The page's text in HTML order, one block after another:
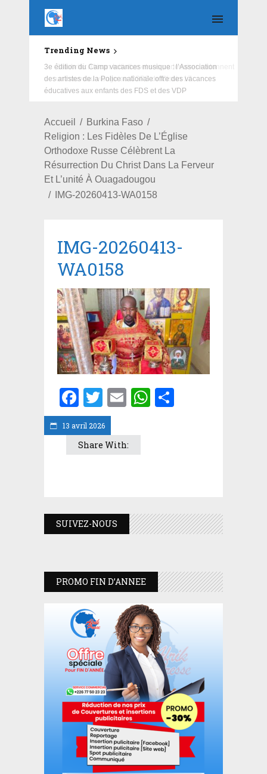
Trending News
3e édition du Camp vacances musique : l’Association
des artistes de la Police nationale offre des vacances
éducatives aux enfants des FDS et des VDP
Accueil
Burkina Faso
Religion : Les Fidèles De L’Église
Orthodoxe Russe Célèbrent La
Résurrection Du Christ Dans La Ferveur
Et L’unité À Ouagadougou
IMG-20260413-WA0158
13 avril 2026
IMG-20260413-
WA0158
Facebook
Twitter
EmailWhatsApp
Share With:
SUIVEZ-NOUS
PROMO FIN D’ANNEE